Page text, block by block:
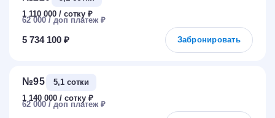
1 110 000
₽
62 000 ₽
5 734 100 ₽ Забронировать
№95
5,1 сотки
1 140 000
₽
62 000 ₽